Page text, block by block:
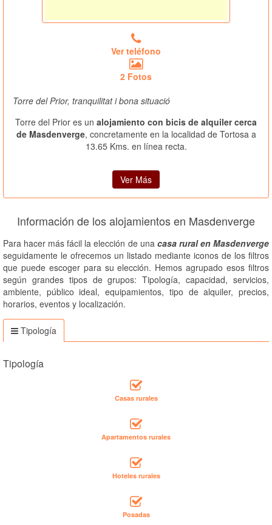
Ver teléfono
2 Fotos
Torre del Prior, tranquilitat i bona situació
Torre del Prior es un alojamiento con bicis de alquiler cerca
de Masdenverge, concretamente en la localidad de Tortosa a
13.65 Kms. en línea recta.
Ver Más
Información de los alojamientos en Masdenverge
Para hacer más fácil la elección de una casa rural en Masdenverge
seguidamente le ofrecemos un listado mediante iconos de los filtros
que puede escoger para su elección. Hemos agrupado esos filtros
según grandes tipos de grupos: Tipología, capacidad, servicios,
ambiente, público ideal, equipamientos, tipo de alquiler, precios,
horarios, eventos y localización.
Tipología
Tipología
Casas rurales
Apartamentos rurales
Hoteles rurales
Posadas